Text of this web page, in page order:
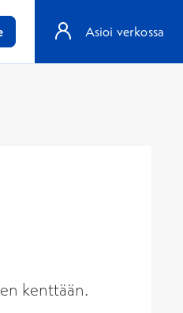
Asioi verkossa
kenttään.